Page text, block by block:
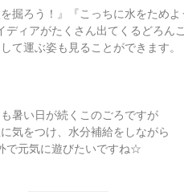
掘ろう！』『こっちに水をためよ
ディアがたくさん出てくるどろんこ
て運ぶ姿も見ることができます。
も暑い日が続くこのごろですが
気をつけ、水分補給をしながら
で元気に遊びたいですね☆